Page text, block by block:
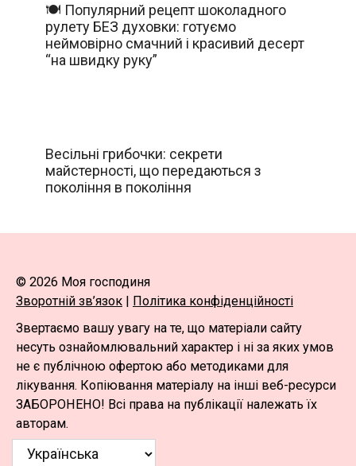
🍽️ Популярний рецепт шоколадного
рулету БЕЗ духовки: готуємо
неймовірно смачний і красивий десерт
“на швидку руку”
Весільні грибочки: секрети
майстерності, що передаються з
покоління в покоління
© 2026 Моя господиня
Зворотній зв’язок | Політика конфіденційності
Звертаємо вашу увагу на те, що матеріали сайту
несуть ознайомлювальний характер і ні за яких умов
не є публічною офертою або методиками для
лікування. Копіювання матеріалу на інші веб-ресурси
ЗАБОРОНЕНО! Всі права на публікації належать їх
авторам.